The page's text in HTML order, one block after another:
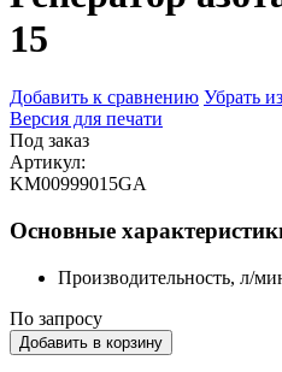
15
Добавить к сравнению Убрать
Версия для печати
Под заказ
Артикул:
KM00999015GA
Основные
Производительность, л/
По запросу
Добавить в корзину